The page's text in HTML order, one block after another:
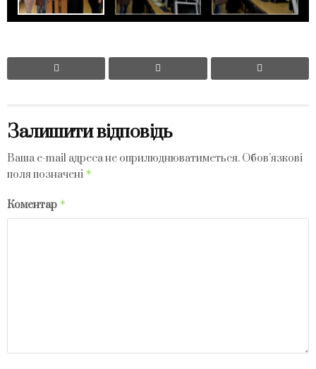
Залишити відповідь
Ваша e-mail адреса не оприлюднюватиметься. Обов’язкові
поля позначені *
Коментар *